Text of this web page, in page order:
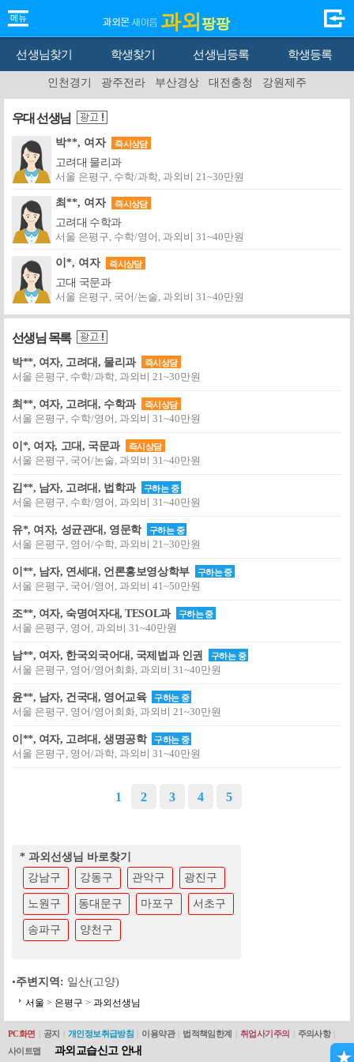
과외 팡팡
선생님찾기 학생찾기 선생님등록 학생등록
인천경기 광주전라 부산경상 대전충청 강원제주
우대 선생님
박**, 여자 즉시상담
고려대 물리과
서울 은평구, 수학/과학, 과외비 21~30만원
최**, 여자 즉시상담
고려대 수학과
서울 은평구, 수학/영어, 과외비 31~40만원
이*, 여자 즉시상담
고대 국문과
서울 은평구, 국어/논술, 과외비 31~40만원
선생님 목록
박**, 여자, 고려대, 물리과 즉시상담
서울 은평구, 수학/과학, 과외비 21~30만원
최**, 여자, 고려대, 수학과 즉시상담
서울 은평구, 수학/영어, 과외비 31~40만원
이*, 여자, 고대, 국문과 즉시상담
서울 은평구, 국어/논술, 과외비 31~40만원
김**, 남자, 고려대, 법학과 구하는 중
서울 은평구, 수학/영어, 과외비 31~40만원
유*, 여자, 성균관대, 영문학 구하는 중
서울 은평구, 영어/수학, 과외비 21~30만원
이**, 남자, 연세대, 언론홍보영상학부 구하는 중
서울 은평구, 국어/영어, 과외비 41~50만원
조**, 여자, 숙명여자대, TESOL과 구하는 중
서울 은평구, 영어, 과외비 31~40만원
남**, 여자, 한국외국어대, 국제법과 인권 구하는 중
서울 은평구, 영어/영어회화, 과외비 31~40만원
윤**, 남자, 건국대, 영어교육 구하는 중
서울 은평구, 영어/영어회화, 과외비 21~30만원
이**, 여자, 고려대, 생명공학 구하는 중
서울 은평구, 영어/과학, 과외비 31~40만원
1 2 3 4 5
* 과외선생님 바로찾기
강남구
강동구 관악구 광진구
노원구 동대문구 마포구 서초구
송파구 양천구
•주변지역: 일산(고양)
서울 > 은평구 > 과외선생님
PC화면 공지 개인정보취급방침 이용약관 법적책임한계 취업사기주의 주의사항
사이트맵
과외교습신고 안내